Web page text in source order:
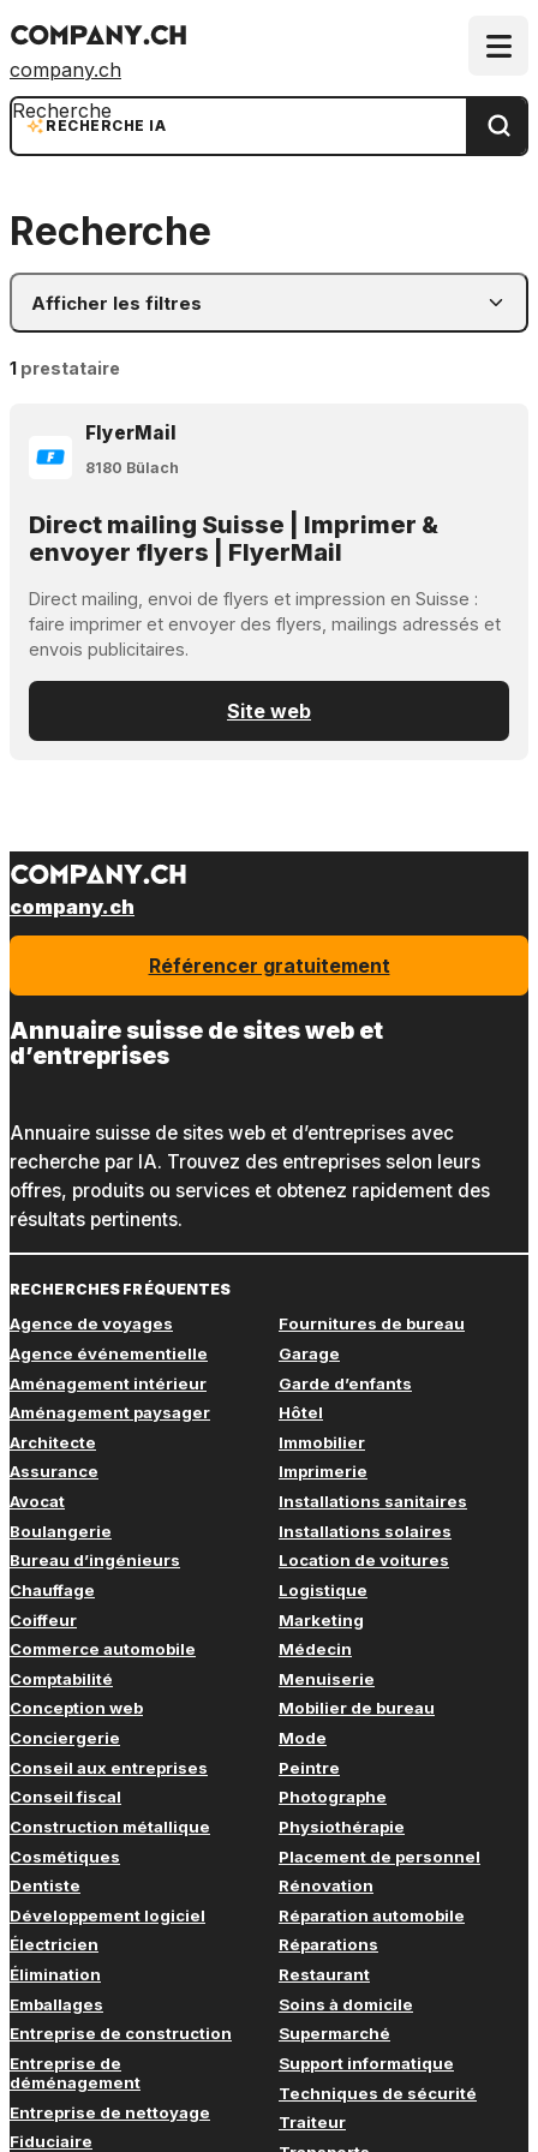
company.ch
RECHERCHE IA
Recherche
Recherche
Afficher les filtres
1 prestataire
FlyerMail
8180 Bülach
Direct mailing Suisse | Imprimer &
envoyer flyers | FlyerMail
Direct mailing, envoi de flyers et impression en Suisse :
faire imprimer et envoyer des flyers, mailings adressés et
envois publicitaires.
Site web
company.ch
Référencer gratuitement
Annuaire suisse de sites web et
d’entreprises
Annuaire suisse de sites web et d’entreprises avec
recherche par IA. Trouvez des entreprises selon leurs
offres, produits ou services et obtenez rapidement des
résultats pertinents.
RECHERCHES FRÉQUENTES
Agence de voyages
Agence événementielle
Aménagement intérieur
Aménagement paysager
Architecte
Assurance
Avocat
Boulangerie
Bureau d’ingénieurs
Chauffage
Coiffeur
Commerce automobile
Comptabilité
Conception web
Conciergerie
Conseil aux entreprises
Conseil fiscal
Construction métallique
Cosmétiques
Dentiste
Développement logiciel
Électricien
Élimination
Emballages
Entreprise de construction
Entreprise de
déménagement
Entreprise de nettoyage
Fiduciaire
Fournitures de bureau
Garage
Garde d’enfants
Hôtel
Immobilier
Imprimerie
Installations sanitaires
Installations solaires
Location de voitures
Logistique
Marketing
Médecin
Menuiserie
Mobilier de bureau
Mode
Peintre
Photographe
Physiothérapie
Placement de personnel
Rénovation
Réparation automobile
Réparations
Restaurant
Soins à domicile
Supermarché
Support informatique
Techniques de sécurité
Traiteur